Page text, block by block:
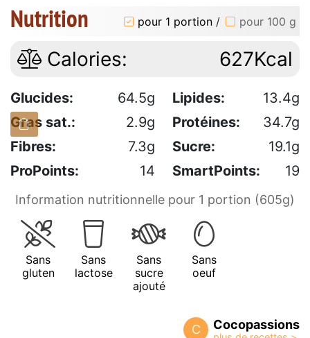
Nutrition pour 1 portion / pour 100 g
Calories: 627Kcal
Glucides: 64.5g Lipides:
13.4g
Gras sat.:
2.9g Protéines:
34.7g
Fibres:
7.3g Sucre:
19.1g
ProPoints:
14 SmartPoints: 19
Information nutritionnelle pour 1 portion (605g)
Sans
gluten
Sans
lactose
Sans
sucre
ajouté
Sans
oeuf
C Cocopassions